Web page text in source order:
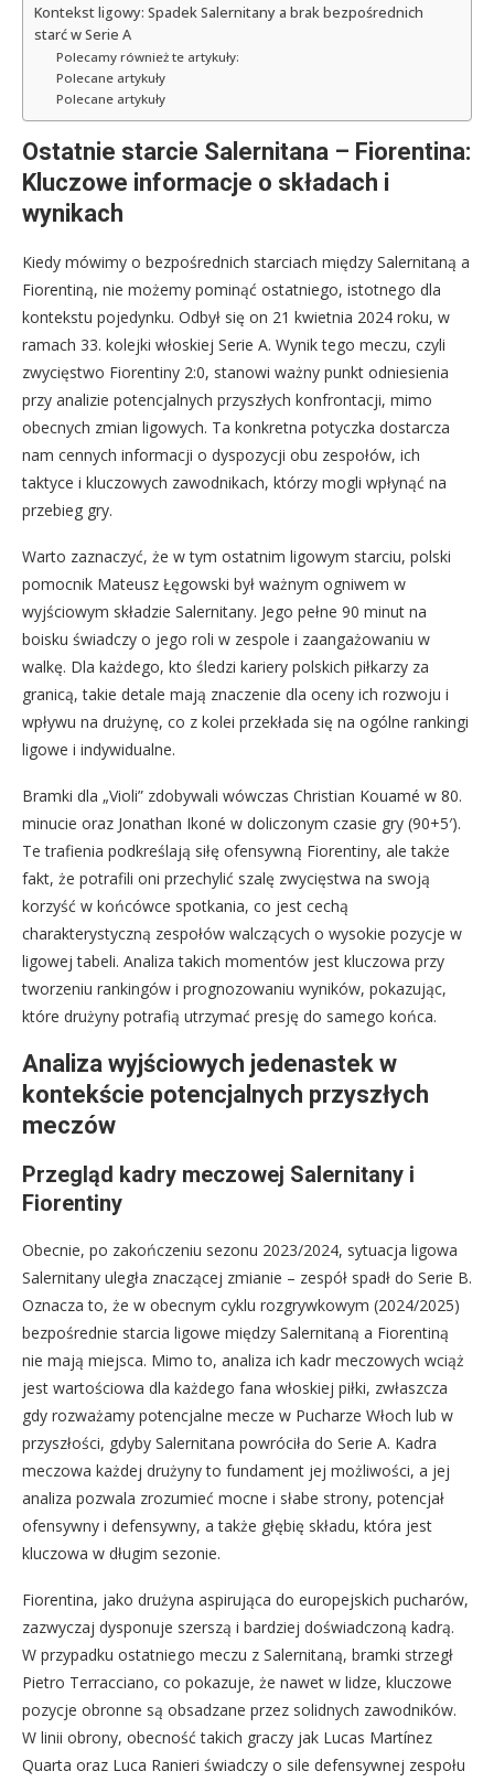
Kontekst ligowy: Spadek Salernitany a brak bezpośrednich
starć w Serie A
Polecamy również te artykuły:
Polecane artykuły
Polecane artykuły
Ostatnie starcie Salernitana – Fiorentina:
Kluczowe informacje o składach i
wynikach
Kiedy mówimy o bezpośrednich starciach między Salernitaną a
Fiorentiną, nie możemy pominąć ostatniego, istotnego dla
kontekstu pojedynku. Odbył się on 21 kwietnia 2024 roku, w
ramach 33. kolejki włoskiej Serie A. Wynik tego meczu, czyli
zwycięstwo Fiorentiny 2:0, stanowi ważny punkt odniesienia
przy analizie potencjalnych przyszłych konfrontacji, mimo
obecnych zmian ligowych. Ta konkretna potyczka dostarcza
nam cennych informacji o dyspozycji obu zespołów, ich
taktyce i kluczowych zawodnikach, którzy mogli wpłynąć na
przebieg gry.
Warto zaznaczyć, że w tym ostatnim ligowym starciu, polski
pomocnik Mateusz Łęgowski był ważnym ogniwem w
wyjściowym składzie Salernitany. Jego pełne 90 minut na
boisku świadczy o jego roli w zespole i zaangażowaniu w
walkę. Dla każdego, kto śledzi kariery polskich piłkarzy za
granicą, takie detale mają znaczenie dla oceny ich rozwoju i
wpływu na drużynę, co z kolei przekłada się na ogólne rankingi
ligowe i indywidualne.
Bramki dla „Violi” zdobywali wówczas Christian Kouamé w 80.
minucie oraz Jonathan Ikoné w doliczonym czasie gry (90+5′).
Te trafienia podkreślają siłę ofensywną Fiorentiny, ale także
fakt, że potrafili oni przechylić szalę zwycięstwa na swoją
korzyść w końcówce spotkania, co jest cechą
charakterystyczną zespołów walczących o wysokie pozycje w
ligowej tabeli. Analiza takich momentów jest kluczowa przy
tworzeniu rankingów i prognozowaniu wyników, pokazując,
które drużyny potrafią utrzymać presję do samego końca.
Analiza wyjściowych jedenastek w
kontekście potencjalnych przyszłych
meczów
Przegląd kadry meczowej Salernitany i
Fiorentiny
Obecnie, po zakończeniu sezonu 2023/2024, sytuacja ligowa
Salernitany uległa znaczącej zmianie – zespół spadł do Serie B.
Oznacza to, że w obecnym cyklu rozgrywkowym (2024/2025)
bezpośrednie starcia ligowe między Salernitaną a Fiorentiną
nie mają miejsca. Mimo to, analiza ich kadr meczowych wciąż
jest wartościowa dla każdego fana włoskiej piłki, zwłaszcza
gdy rozważamy potencjalne mecze w Pucharze Włoch lub w
przyszłości, gdyby Salernitana powróciła do Serie A. Kadra
meczowa każdej drużyny to fundament jej możliwości, a jej
analiza pozwala zrozumieć mocne i słabe strony, potencjał
ofensywny i defensywny, a także głębię składu, która jest
kluczowa w długim sezonie.
Fiorentina, jako drużyna aspirująca do europejskich pucharów,
zazwyczaj dysponuje szerszą i bardziej doświadczoną kadrą.
W przypadku ostatniego meczu z Salernitaną, bramki strzegł
Pietro Terracciano, co pokazuje, że nawet w lidze, kluczowe
pozycje obronne są obsadzane przez solidnych zawodników.
W linii obrony, obecność takich graczy jak Lucas Martínez
Quarta oraz Luca Ranieri świadczy o sile defensywnej zespołu